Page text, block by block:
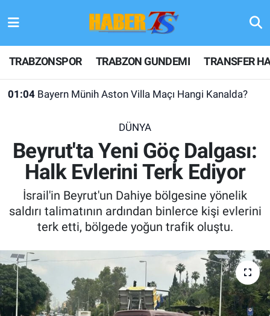
TRABZONSPOR TRABZON GUNDEMI TRANSFER
01:04 Bayern Münih Aston Villa Maçı Hangi Kanalda?
DÜNYA
Beyrut'ta Yeni Göç Dalgası:
Halk Evlerini Terk Ediyor
İsrail'in Beyrut'un Dahiye bölgesine yönelik
saldırı talimatının ardından binlerce kişi evlerini
terk etti, bölgede yoğun trafik oluştu.
TRABZONSPOR
TRABZON GUNDEMI
KULİS MEYDANI
1461 TRABZON
FUTBOL
ALT LIGLER
TV VE SİNEMA
Hava Durumu
Trafik Durumu
Son Dakika Haberleri
Haber Arşivi